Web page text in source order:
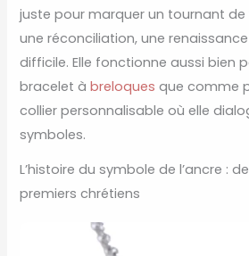
juste pour marquer un tournant de
une réconciliation, une
difficile. Elle fonctionne aussi bien
bracelet àbreloques que comme
collier personnalisable où elle
symboles.
L’histoire du symbole de l’ancre :
premiers chrétiens